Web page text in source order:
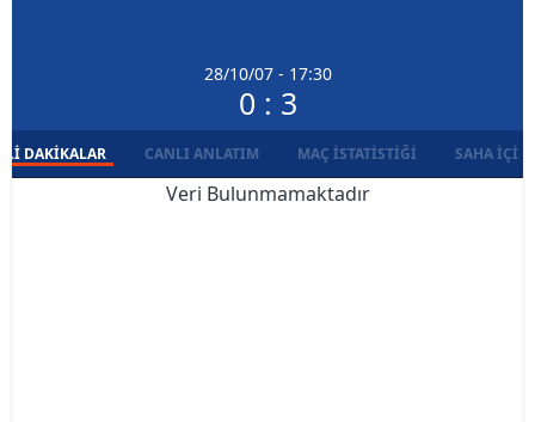
28/10/07 - 17:30
0 : 3
DAKIKALAR CANLI ANLATIM MAÇ İSTATISTIĞI SAHA İÇI
Veri Bulunmamaktadır